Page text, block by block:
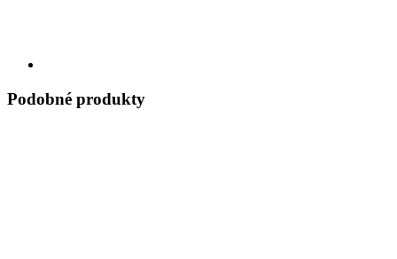
Podobné produkty